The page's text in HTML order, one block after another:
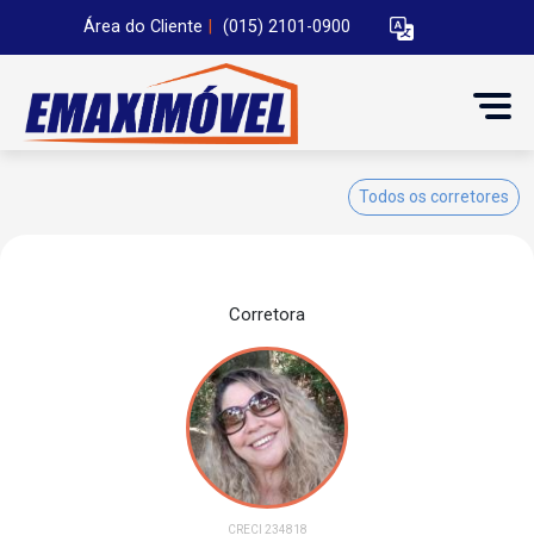
Área do Cliente (015) 2101-0900
Todos os corretores
Corretora
CRECI 234818